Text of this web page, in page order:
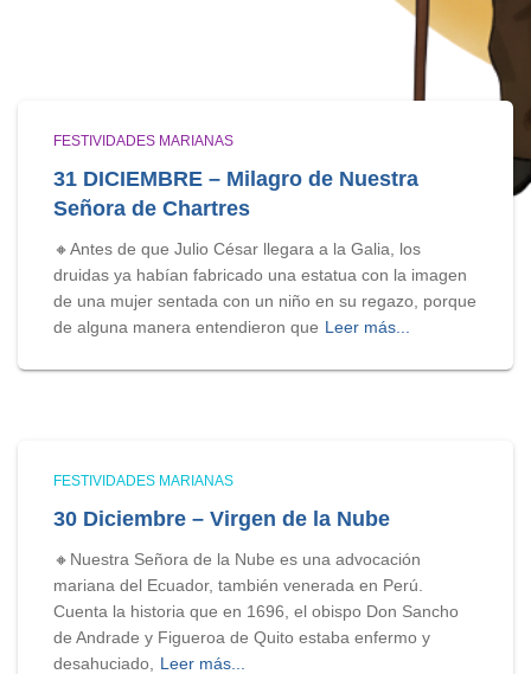
FESTIVIDADES MARIANAS
31 DICIEMBRE – Milagro de Nuestra
Señora de Chartres
🔸Antes de que Julio César llegara a la Galia, los
druidas ya habían fabricado una estatua con la imagen
de una mujer sentada con un niño en su regazo, porque
de alguna manera entendieron que Leer más...
FESTIVIDADES MARIANAS
30 Diciembre – Virgen de la Nube
🔸Nuestra Señora de la Nube es una advocación
mariana del Ecuador, también venerada en Perú.
Cuenta la historia que en 1696, el obispo Don Sancho
de Andrade y Figueroa de Quito estaba enfermo y
desahuciado,
Leer más...